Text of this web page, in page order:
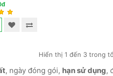
Hiển thị 1 đến 3 trong
, ngày đóng gói, hạn sử dụng,